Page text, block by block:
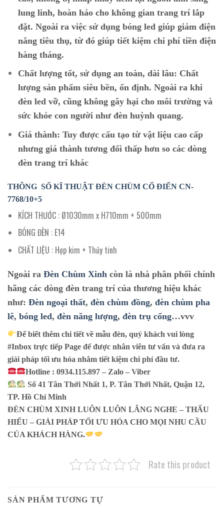
lung linh, hoàn hảo cho không gian trang trí lắp
đặt. Ngoài ra việc sử dụng bóng led giúp giảm điện
năng tiêu thụ, từ đó giúp tiết kiệm chi phí tiền điện
hàng tháng.
Chất lượng tốt, sử dụng an toàn, dài lâu: Chất
lượng sản phẩm siêu bền, ổn định. Ngoài ra khi
đèn led vỡ, cũng không gây hại cho môi trường và
sức khỏe con người như đèn huỳnh quang.
Giá thành: Tuy được cấu tạo từ vật liệu cao cấp
nhưng giá thành tương đối thấp hơn so các dòng
đèn trang trí khác
THÔNG SỐ KĨ THUẬT ĐÈN CHÙM CỔ ĐIỂN CN-
7768/10+5
KÍCH THƯỚC : Ø1030mm x H710mm + 500mm
BÓNG ĐÈN : E14
CHẤT LIỆU : Hợp kim + Thủy tinh
Ngoài ra Đèn Chùm Xinh còn là nhà phân phối chính
hãng các dòng đèn trang trí của thương hiệu khác
như: Đèn ngoại thất, đèn chùm đồng, đèn chùm pha
lê, bóng led, đèn năng lượng, đèn trụ cổng…vvv
Để biết thêm chi tiết về mẫu đèn, quý khách vui lòng
#Inbox trực tiếp Page để được nhân viên tư vấn và đưa ra
giải pháp tối ưu hóa nhằm tiết kiệm chi phí đầu tư.
Hotline : 0934.115.897 – Zalo – Viber
Số 41 Tân Thới Nhất 1, P. Tân Thới Nhất, Quận 12,
TP. Hồ Chí Minh
ĐÈN CHÙM XINH LUÔN LUÔN LẮNG NGHE – THẤU
HIỂU – GIẢI PHÁP TỐI ƯU HÓA CHO MỌI NHU CẦU
CỦA KHÁCH HÀNG.
Rate this product
SẢN PHẨM TƯƠNG TỰ